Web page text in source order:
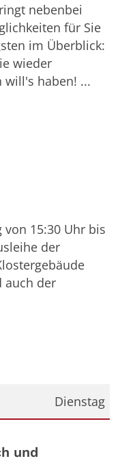
nebenbei
für Sie
im Überblick:
wieder
will's haben! ...
von 15:30 Uhr bis
der
auch der
Dienstag
und